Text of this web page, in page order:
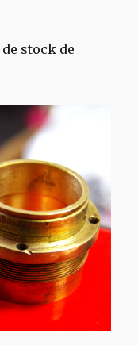
stock de